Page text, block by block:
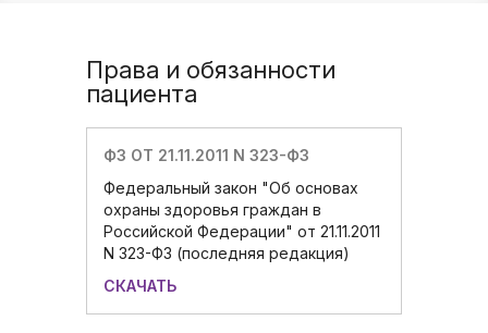
Права и обязанности
пациента
ФЗ ОТ 21.11.2011 N 323-ФЗ
Федеральный закон "Об основах
охраны здоровья граждан в
Российской Федерации" от 21.11.2011
N 323-ФЗ (последняя редакция)
СКАЧАТЬ